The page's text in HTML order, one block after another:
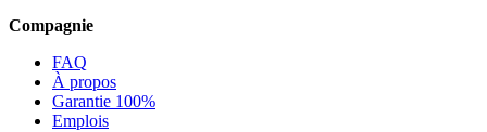
Compagnie
FAQ
À propos
Garantie 100%
Emplois